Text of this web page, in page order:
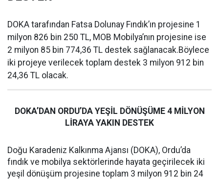
DOKA tarafından Fatsa Dolunay Fındık’ın projesine 1
milyon 826 bin 250 TL, MOB Mobilya’nın projesine ise
2 milyon 85 bin 774,36 TL destek sağlanacak.Böylece
iki projeye verilecek toplam destek 3 milyon 912 bin
24,36 TL olacak.
DOKA’DAN ORDU’DA YEŞİL DÖNÜŞÜME 4 MİLYON
LİRAYA YAKIN DESTEK
Doğu Karadeniz Kalkınma Ajansı (DOKA), Ordu’da
fındık ve mobilya sektörlerinde hayata geçirilecek iki
yeşil dönüşüm projesine toplam 3 milyon 912 bin 24